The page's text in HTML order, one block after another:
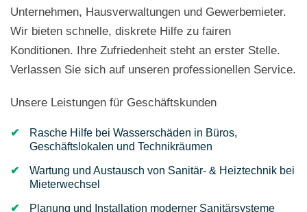
Unternehmen, Hausverwaltungen und Gewerbemieter.
Wir bieten schnelle, diskrete Hilfe zu fairen
Konditionen. Ihre Zufriedenheit steht an erster Stelle.
Verlassen Sie sich auf unseren professionellen Service.
Unsere Leistungen für Geschäftskunden
Rasche Hilfe bei Wasserschäden in Büros,
Geschäftslokalen und Technikräumen
Wartung und Austausch von Sanitär- & Heiztechnik bei
Mieterwechsel
Planung und Installation moderner Sanitärsysteme